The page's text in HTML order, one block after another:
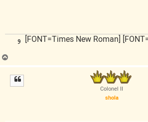
[FONT=Times New Roman] [FONT=Times New Roman] و
Colonel II
shola